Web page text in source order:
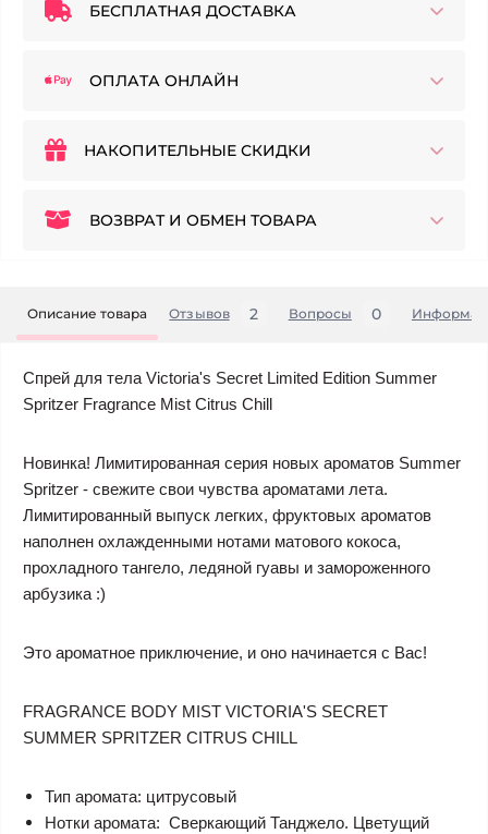
БЕСПЛАТНАЯ ДОСТАВКА
ОПЛАТА ОНЛАЙН
НАКОПИТЕЛЬНЫЕ СКИДКИ
ВОЗВРАТ И ОБМЕН ТОВАРА
Описание товара Отзывов 2 Вопросы 0
Спрей для тела Victoria's Secret Limited Edition Summer
Spritzer Fragrance Mist Citrus Chill
Новинка! Лимитированная серия новых ароматов Summer
Spritzer - свежите свои чувства ароматами лета.
Лимитированный выпуск легких, фруктовых ароматов
наполнен охлажденными нотами матового кокоса,
прохладного тангело, ледяной гуавы и замороженного
арбузика :)
Это ароматное приключение, и оно начинается с Вас!
FRAGRANCE BODY MIST VICTORIA'S SECRET
SUMMER SPRITZER CITRUS CHILL
Тип аромата: цитрусовый
Нотки аромата: Сверкающий Танджело. Цветущий